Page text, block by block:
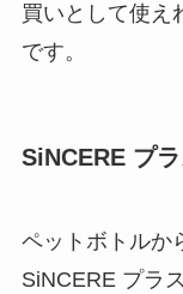
買いとして使え
です。
SiNCERE プ
ペットボトルか
SiNCERE プラ